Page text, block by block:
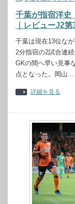
千葉が指宿洋史
｜レビューJ2
千葉は現在13位な
2分指宿の2試合連
GKの間へ早い見事
点となった。岡山…
詳細を見る